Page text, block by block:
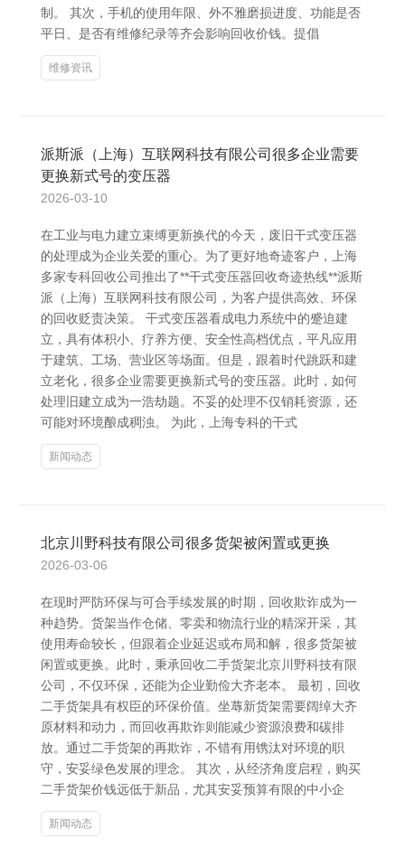
制。 其次，手机的使用年限、外不雅磨损进度、功能是否
平日、是否有维修纪录等齐会影响回收价钱。提倡
维修资讯
派斯派（上海）互联网科技有限公司很多企业需要
更换新式号的变压器
2026-03-10
在工业与电力建立束缚更新换代的今天，废旧干式变压器
的处理成为企业关爱的重心。为了更好地奇迹客户，上海
多家专科回收公司推出了**干式变压器回收奇迹热线**派斯
派（上海）互联网科技有限公司，为客户提供高效、环保
的回收贬责决策。 干式变压器看成电力系统中的蹙迫建
立，具有体积小、疗养方便、安全性高档优点，平凡应用
于建筑、工场、营业区等场面。但是，跟着时代跳跃和建
立老化，很多企业需要更换新式号的变压器。此时，如何
处理旧建立成为一浩劫题。不妥的处理不仅销耗资源，还
可能对环境酿成稠浊。 为此，上海专科的干式
新闻动态
北京川野科技有限公司很多货架被闲置或更换
2026-03-06
在现时严防环保与可合手续发展的时期，回收欺诈成为一
种趋势。货架当作仓储、零卖和物流行业的精深开采，其
使用寿命较长，但跟着企业延迟或布局和解，很多货架被
闲置或更换。此时，秉承回收二手货架北京川野科技有限
公司，不仅环保，还能为企业勤俭大齐老本。 最初，回收
二手货架具有权臣的环保价值。坐蓐新货架需要阔绰大齐
原材料和动力，而回收再欺诈则能减少资源浪费和碳排
放。通过二手货架的再欺诈，不错有用镌汰对环境的职
守，安妥绿色发展的理念。 其次，从经济角度启程，购买
二手货架价钱远低于新品，尤其安妥预算有限的中小企
新闻动态